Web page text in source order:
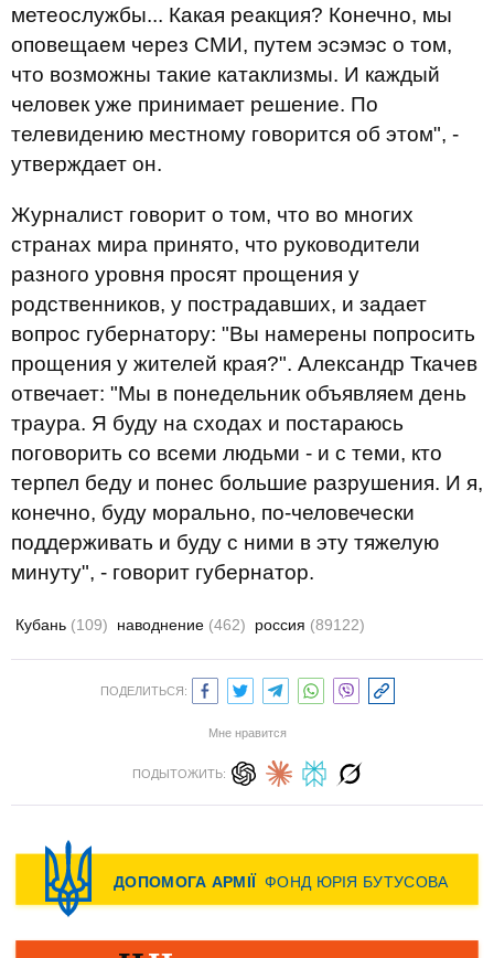
метеослужбы... Какая реакция? Конечно, мы
оповещаем через СМИ, путем эсэмэс о том,
что возможны такие катаклизмы. И каждый
человек уже принимает решение. По
телевидению местному говорится об этом", -
утверждает он.
Журналист говорит о том, что во многих
странах мира принято, что руководители
разного уровня просят прощения у
родственников, у пострадавших, и задает
вопрос губернатору: "Вы намерены попросить
прощения у жителей края?". Александр Ткачев
отвечает: "Мы в понедельник объявляем день
траура. Я буду на сходах и постараюсь
поговорить со всеми людьми - и с теми, кто
терпел беду и понес большие разрушения. И я,
конечно, буду морально, по-человечески
поддерживать и буду с ними в эту тяжелую
минуту", - говорит губернатор.
Кубань (109) наводнение (462) россия (89122)
ПОДЕЛИТЬСЯ:
Мне нравится
ПОДЫТОЖИТЬ: